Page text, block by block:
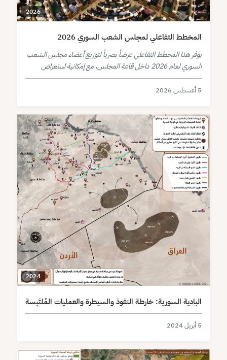
2026
المخطط التفاعلي لمجلس الشعب السوري 2026
يوفر هذا المخطط التفاعلي عرضاً بصرياً لتوزيع أعضاء مجلس الشعب
السوري لعام 2026 داخل قاعة المجلس، مع إمكانية استعراض
بيانات كل عضو بشكل مباشر.
5 أغسطس 2026
2024
البادية السورية: خارطة النفوذ والسيطرة والعمليات المُلتَبِسة
5 أبريل 2024